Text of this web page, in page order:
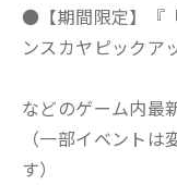
●【期間限定】『
ンスカヤピックア
などのゲーム内最
（一部イベント
す）